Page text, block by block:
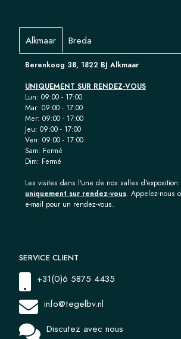
Alkmaar Breda
Berenkoog 38, 1822 BJ Alkmaar
UNIQUEMENT SUR RENDEZ-VOUS
Lun: 09:00 - 17:00
Mar: 09:00 - 17:00
Mer: 09:00 - 17:00
Jeu: 09:00 - 17:00
Ven: 09:00 - 17:00
Sam: Fermé
Dim: Fermé
Les visites dans l'une de nos salles d'exposition
uniquement sur rendez-vous. Appelez-nous
e-mail pour un rendez-vous.
SERVICE CLIENT
+31(0)6 5875 4435
info@tegelbv.nl
Discutez avec nous